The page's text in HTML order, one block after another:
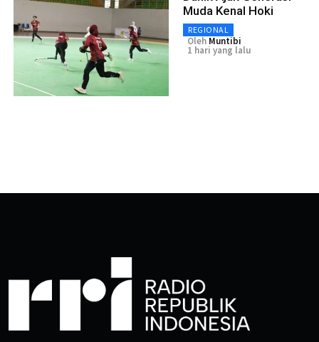
Muda Kenal Hoki
REGIONAL
Oleh Muntibi
1 hari yang lalu